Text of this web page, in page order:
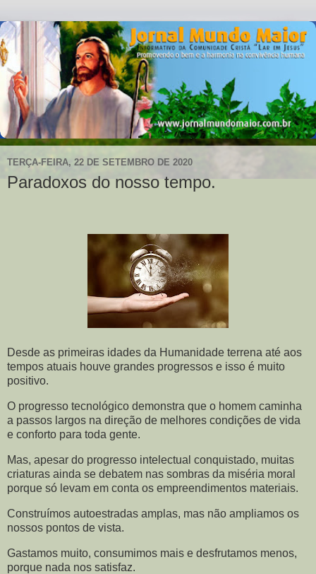
TERÇA-FEIRA, 22 DE SETEMBRO DE 2020
Paradoxos do nosso tempo.
Desde as primeiras idades da Humanidade terrena até aos
tempos atuais houve grandes progressos e isso é muito
positivo.
O progresso tecnológico demonstra que o homem caminha
a passos largos na direção de melhores condições de vida
e conforto para toda gente.
Mas, apesar do progresso intelectual conquistado, muitas
criaturas ainda se debatem nas sombras da miséria moral
porque só levam em conta os empreendimentos materiais.
Construímos autoestradas amplas, mas não ampliamos os
nossos pontos de vista.
Gastamos muito, consumimos mais e desfrutamos menos,
porque nada nos satisfaz.